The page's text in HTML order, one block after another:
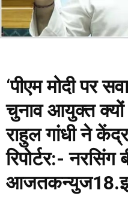
‘पीएम मोदी पर
चुनाव आयुक्त क्यों
राहुल गांधी ने
रिपोर्टर:- नरसिंग